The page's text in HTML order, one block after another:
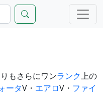
もさらにワンランク上の
ータV・ エアロV・ ファイ